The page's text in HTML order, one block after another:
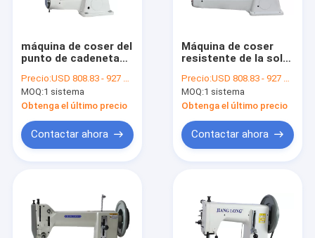
máquina de coser del
punto de cadeneta
cilindro de 250*210m
m 550W 81m m
Precio:USD 808.83 - 927 per set
MOQ:1 sistema
Obtenga el último precio
Contactar ahora
Máquina de coser
resistente de la sola
420*210m m 12m m
Precio:USD 808.83 - 927 per set
MOQ:1 sistema
Obtenga el último precio
Contactar ahora